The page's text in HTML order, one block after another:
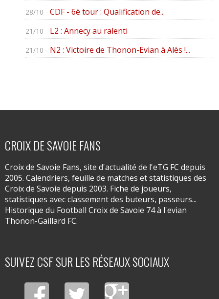
28/10 - CDF - 6è tour : Qualification de...
21/10 - L2 : Annecy au ralenti
21/10 - N2 : Victoire de Thonon-Evian à Alès !...
CROIX DE SAVOIE FANS
Croix de Savoie Fans, site d'actualité de l'eTG FC depuis
2005. Calendriers, feuille de matches et statistiques des
Croix de Savoie depuis 2003. Fiche de joueurs,
statistiques avec classement des buteurs, passeurs...
Historique du Football Croix de Savoie 74 à l'evian
Thonon-Gaillard FC.
SUIVEZ CSF SUR LES RÉSEAUX SOCIAUX